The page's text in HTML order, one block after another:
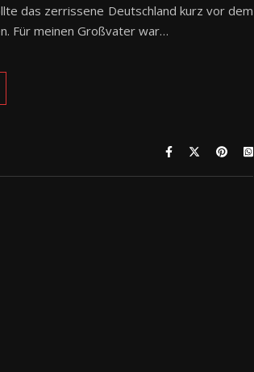
das zerrissene Deutschland kurz vor dem
Für meinen Großvater war…